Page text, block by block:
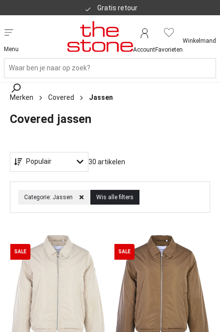
Nu nog meer items toegevoegd aan de sale
Menu AccountFavorieten
Winkelmand
Merken Covered Jassen
Covered jassen
Categorie: Jassen Wis alle filters
Populair 30 artikelen
SALE SALE